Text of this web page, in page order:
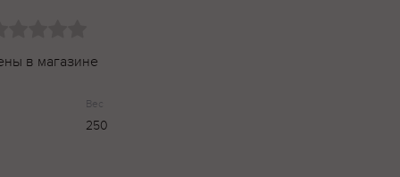
в магазине
Вес
250